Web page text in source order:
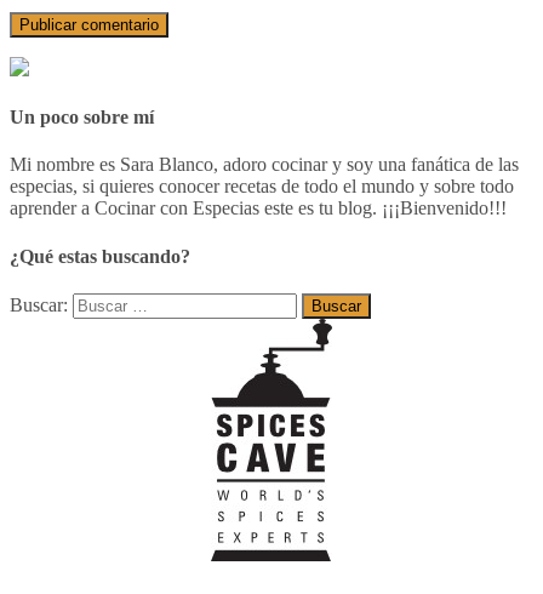
Un poco sobre mí
Mi nombre es Sara Blanco, adoro cocinar y soy una fanática de las
especias, si quieres conocer recetas de todo el mundo y sobre todo
aprender a Cocinar con Especias este es tu blog. ¡¡¡Bienvenido!!!
¿Qué estas buscando?
Buscar: